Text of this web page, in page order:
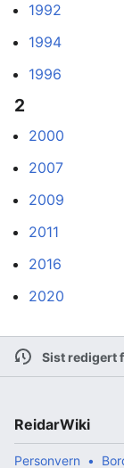
1992
1994
1996
2
2000
2007
2009
2011
2016
2020
Sist redigert
ReidarWiki
Personvern